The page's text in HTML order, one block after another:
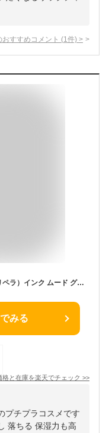
おすすめコメント (1 件) >
DOOWON｜デューウォン peripera（ペリペラ）インク ムード グロイ ティント 4g 02 イエベ必須コーラル
みる
格と在庫を楽天でチェック >>
プチプラコスメです
落ちる 保湿力も高